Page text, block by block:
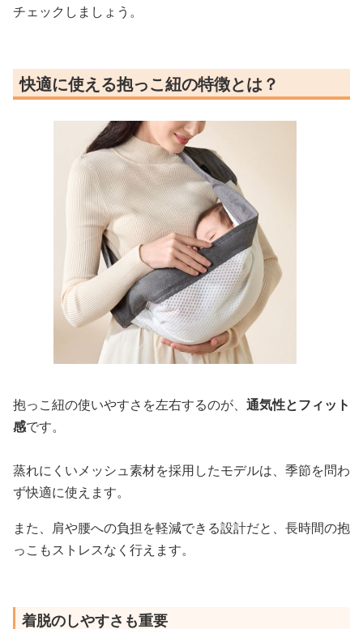
チェックしましょう。
快適に使える抱っこ紐の特徴とは？
抱っこ紐の使いやすさを左右するのが、 通気性とフィット
感です。
蒸れにくいメッシュ素材を採用したモデルは、季節を問わ
ず快適に使えます。
また、肩や腰への負担を軽減できる設計だと、長時間の抱
っこもストレスなく行えます。
着脱のしやすさも重要